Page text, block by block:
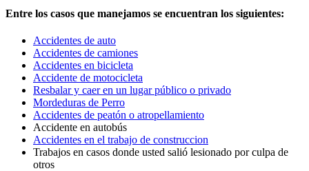
Entre los casos que manejamos se encuentran los siguientes:
Accidentes de auto
Accidentes de camiones
Accidentes en bicicleta
Accidente de motocicleta
Resbalar y caer en un lugar público o privado
Mordeduras de Perro
Accidentes de peatón o atropellamiento
Accidente en autobús
Accidentes en el trabajo de construccion
Trabajos en casos donde usted salió lesionado por culpa de
otros